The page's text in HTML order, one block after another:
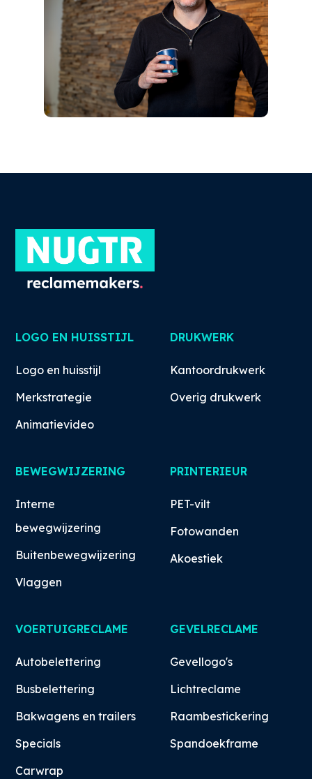
LOGO EN HUISSTIJL
Logo en huisstijl
Merkstrategie
Animatievideo
DRUKWERK
Kantoordrukwerk
Overig drukwerk
BEWEGWIJZERING
Interne
bewegwijzering
Buitenbewegwijzering
Vlaggen
PRINTERIEUR
PET-vilt
Fotowanden
Akoestiek
VOERTUIGRECLAME
Autobelettering
Busbelettering
Bakwagens en trailers
Specials
Carwrap
GEVELRECLAME
Gevellogo's
Lichtreclame
Raambestickering
Spandoekframe